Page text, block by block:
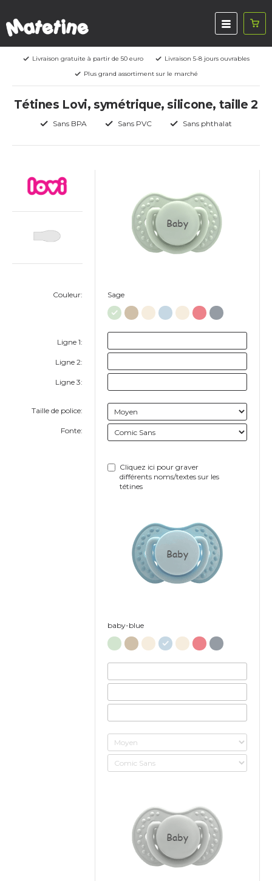
Livraison gratuite à partir de 50 euro
Livraison 5-8 jours ouvrables
Plus grand assortiment sur le marché
Tétines Lovi, symétrique, silicone, taille 2
Sans BPA Sans PVC Sans phthalat
Couleur:
Ligne 1:
Ligne 2:
Ligne 3:
Taille de police:
Fonte:
Baby
Sage
Cliquez ici pour graver
différents noms/textes sur les
tétines
Baby
baby-blue
Baby